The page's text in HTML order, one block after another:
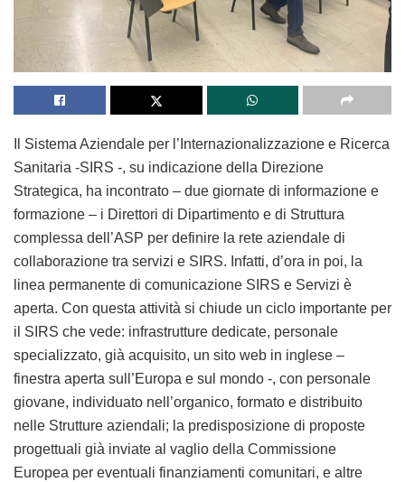
Il Sistema Aziendale per l’Internazionalizzazione e Ricerca
Sanitaria -SIRS -, su indicazione della Direzione
Strategica, ha incontrato – due giornate di informazione e
formazione – i Direttori di Dipartimento e di Struttura
complessa dell’ASP per definire la rete aziendale di
collaborazione tra servizi e SIRS. Infatti, d’ora in poi, la
linea permanente di comunicazione SIRS e Servizi è
aperta. Con questa attività si chiude un ciclo importante per
il SIRS che vede: infrastrutture dedicate, personale
specializzato, già acquisito, un sito web in inglese –
finestra aperta sull’Europa e sul mondo -, con personale
giovane, individuato nell’organico, formato e distribuito
nelle Strutture aziendali; la predisposizione di proposte
progettuali già inviate al vaglio della Commissione
Europea per eventuali finanziamenti comunitari, e altre